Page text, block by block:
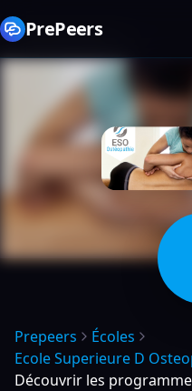
PrePeers
Prepeers
Écoles
Ecole Superieure D
Découvrir les